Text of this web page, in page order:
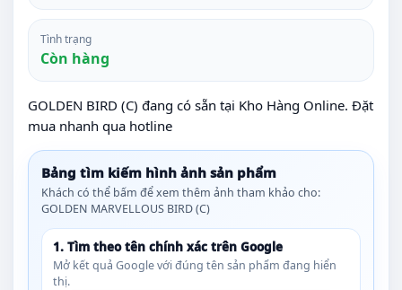
Tình trạng
Còn hàng
GOLDEN BIRD (C) đang có sẵn tại Kho Hàng Online. Đặt
mua nhanh qua hotline
Bảng tìm kiếm hình ảnh sản phẩm
Khách có thể bấm để xem thêm ảnh tham khảo cho:
GOLDEN MARVELLOUS BIRD (C)
1. Tìm theo tên chính xác trên Google
Mở kết quả Google với đúng tên sản phẩm đang hiển
thị.